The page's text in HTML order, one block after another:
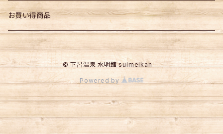
その他食品
お買い得商品
© 下呂温泉 水明館 suimeikan
Powered by